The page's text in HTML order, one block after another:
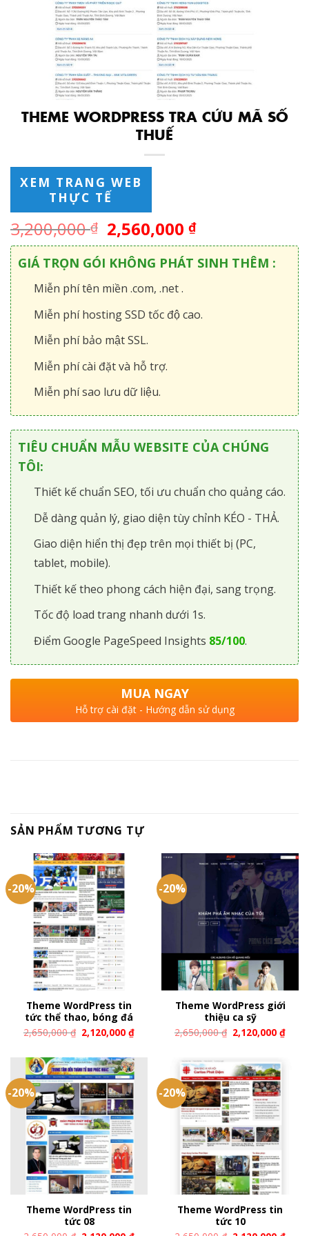
THEME WORDPRESS TRA CỨU MÃ SỐ
THUẾ
XEM TRANG WEB
THỰC TẾ
3,200,000₫ 2,560,000₫
GIÁ TRỌN GÓI KHÔNG PHÁT SINH THÊM :
Miễn phí tên miền .com, .net .
Miễn phí hosting SSD tốc độ cao.
Miễn phí bảo mật SSL.
Miễn phí cài đặt và hỗ trợ.
Miễn phí sao lưu dữ liệu.
TIÊU CHUẨN MẪU WEBSITE CỦA CHÚNG
TÔI:
Thiết kế chuẩn SEO, tối ưu chuẩn cho quảng cáo.
Dễ dàng quản lý, giao diện tùy chỉnh KÉO - THẢ.
Giao diện hiển thị đẹp trên mọi thiết bị (PC,
tablet, mobile).
Thiết kế theo phong cách hiện đại, sang trọng.
Tốc độ load trang nhanh dưới 1s.
Điểm Google PageSpeed Insights 85/100.
MUA NGAY
Hỗ trợ cài đặt - Hướng dẫn sử dụng
SẢN PHẨM TƯƠNG TỰ
-20%
Theme WordPress tin
tức thể thao, bóng đá
2,650,000₫ 2,120,000₫
-20%
Theme WordPress giới
thiệu ca sỹ
2,650,000₫ 2,120,000₫
-20%
Theme WordPress tin
tức 08
-20%
Theme WordPress tin
tức 10